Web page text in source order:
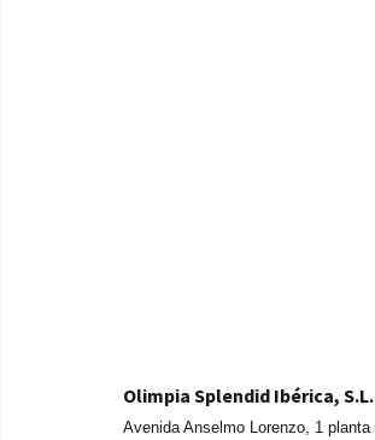
Olimpia Splendid Ibérica, S.L.
Avenida Anselmo Lorenzo, 1 planta